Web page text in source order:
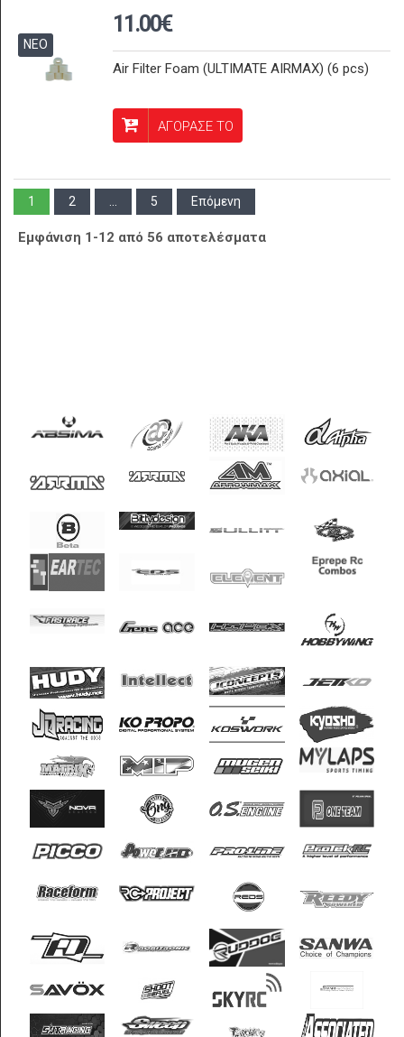
ΝΕΟ
11.00€
Air Filter Foam (ULTIMATE AIRMAX) (6 pcs)
ΑΓΟΡΑΣΕ ΤΟ
1 2 5 Επόμενη
Εμφάνιση 1-12 από 56 αποτελέσματα